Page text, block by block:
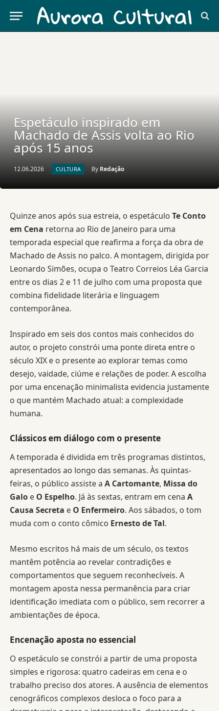
Espetáculo inspirado em
Machado de Assis volta ao Rio
após 15 anos
12.06.2026 CULTURA By Redação
Quinze anos após sua estreia, o espetáculo Te Conto
em Cena retorna ao Rio de Janeiro para uma
temporada especial que reafirma a força da obra de
Machado de Assis no palco. A montagem, dirigida por
Leonardo Simões, ocupa o Teatro Correios Léa Garcia
entre os dias 2 e 11 de julho com uma proposta que
combina fidelidade literária e linguagem
contemporânea.
Inspirado em seis dos contos mais conhecidos do
autor, o projeto constrói uma ponte direta entre o
século XIX e o presente ao explorar temas como
desejo, vaidade, ciúme e relações de poder. A escolha
por uma encenação minimalista evidencia justamente
o que mantém Machado atual: a complexidade
humana.
Clássicos em diálogo com o presente
A temporada é dividida em três programas distintos,
apresentados ao longo das semanas. Às quintas-
feiras, o público assiste a A Cartomante, Missa do
Galo e O Espelho. Já às sextas, entram em cena A
Causa Secreta e O Enfermeiro. Aos sábados, o tom
muda com o conto cômico Ernesto de Tal.
Mesmo escritos há mais de um século, os textos
mantêm potência ao revelar contradições e
comportamentos que seguem reconhecíveis. A
montagem aposta nessa permanência para criar
identificação imediata com o público, sem recorrer a
ambientações de época.
Encenação aposta no essencial
O espetáculo se constrói a partir de uma proposta
simples e rigorosa: quatro cadeiras em cena e o
trabalho preciso dos atores. A ausência de elementos
cenográficos complexos desloca o foco para a